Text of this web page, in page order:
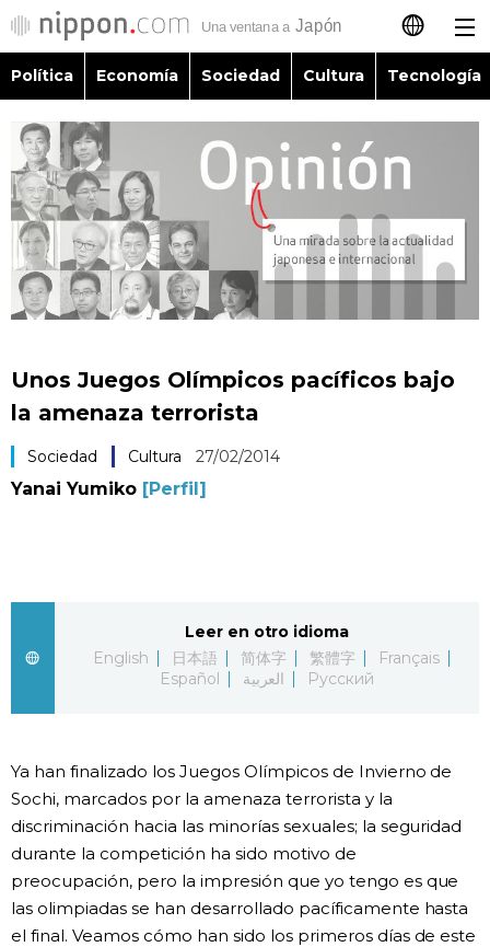
日本語
English
简体字
繁體字
Política
Economía
Tecnología
Vídeos e imágenes
En profundidad
Más
Noticias
Datos de Japón
official SNS
Política Economía Sociedad Cultura Tecnología
Unos Juegos Olímpicos pacíficos bajo
la amenaza terrorista
Sociedad Cultura 27/02/2014
Yanai Yumiko [Perfil]
Leer en otro idioma
English
日本語 简体字 繁體字
Français
Español
العربية Русский
Ya han finalizado los Juegos Olímpicos de Invierno de
Sochi, marcados por la amenaza terrorista y la
discriminación hacia las minorías sexuales; la seguridad
durante la competición ha sido motivo de
preocupación, pero la impresión que yo tengo es que
las olimpiadas se han desarrollado pacíficamente hasta
el final. Veamos cómo han sido los primeros días de este